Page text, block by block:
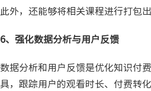
此外，还能够将相关课程进行打包
6、强化数据分析与用户反馈
数据分析和用户反馈是优化知识付
具，跟踪用户的观看时长、付费转化